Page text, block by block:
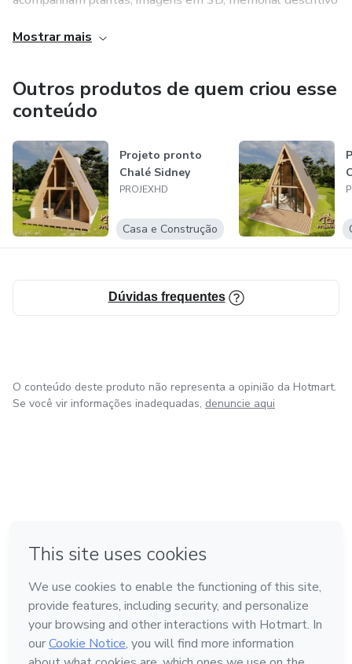
com segurança e agilidade.
Além dos projetos arquitetônicos, também oferecemos
projetos complementares, como elétrico, hidrossanitário e
estrutural, garantindo uma solução completa e integrada
para sua obra.
Construa com confiança. Construa com a praticidade dos
nossos projetos prontos.
Mostrar mais
Outros produtos de quem criou esse
conteúdo
Projeto pronto
Chalé Sidney
PROJEXHD
Casa e Construção
Dúvidas frequentes
O conteúdo deste produto não representa a opinião da Hotmart.
Se você vir informações inadequadas, denuncie aqui
Feito com ❤ na Cidade do México
Conheça a Hotmart